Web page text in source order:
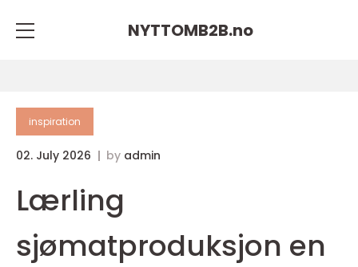
NYTTOMB2B.no
inspiration
02. July 2026 by admin
Lærling
sjømatproduksjon en